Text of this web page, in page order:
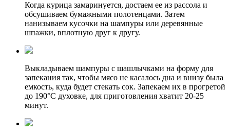
Когда курица замаринуется, достаем ее из рассола и
обсушиваем бумажными полотенцами. Затем
нанизываем кусочки на шампуры или деревянные
шпажки, вплотную друг к другу.
Выкладываем шампуры с шашлычками на форму для
запекания так, чтобы мясо не касалось дна и внизу была
емкость, куда будет стекать сок. Запекаем их в прогретой
до 190°C духовке, для приготовления хватит 20-25
минут.